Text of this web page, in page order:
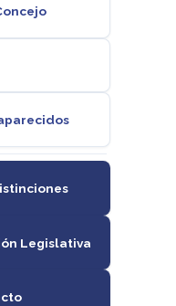
Legislativa